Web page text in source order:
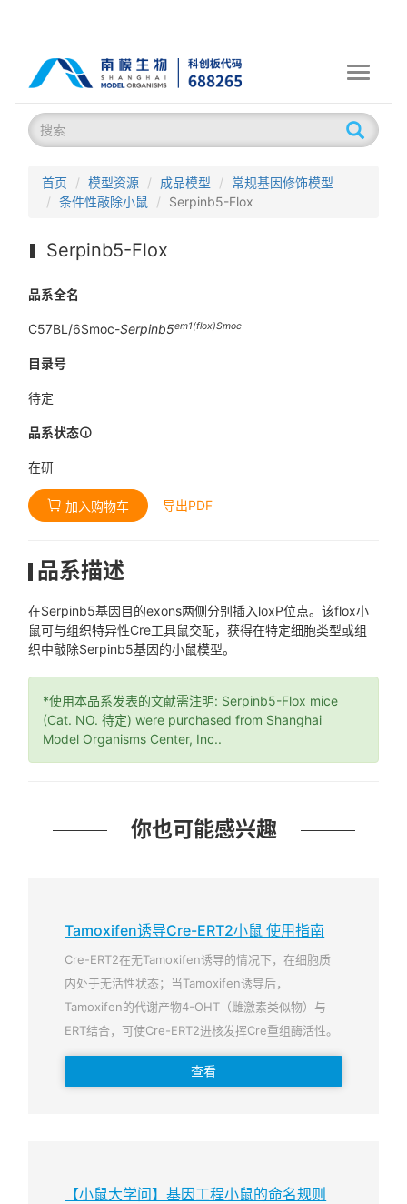
Toggle
首页 模型资源 成品模型
常规基因修饰模型
条件性敲除小鼠
Serpinb5-Flox
Serpinb5-Flox
品系全名
C57BL/6Smoc-Serpinb5em1(flox)Smoc
目录号
待定
品系状态
在研
加入购物车 导出PDF
品系描述
在Serpinb5基因目的exons两侧分别插入loxP位点。该flox小
鼠可与组织特异性Cre工具鼠交配，获得在特定细胞类型或组
织中敲除Serpinb5基因的小鼠模型。
*使用本品系发表的文献需注明: Serpinb5-Flox mice
(Cat. NO. 待定) were purchased from Shanghai
Model Organisms Center, Inc..
你也可能感兴趣
Tamoxifen诱导Cre-ERT2小鼠 使用指南
Cre-ERT2在无Tamoxifen诱导的情况下，在细胞质
内处于无活性状态；当Tamoxifen诱导后，
Tamoxifen的代谢产物4-OHT（雌激素类似物）与
ERT结合，可使Cre-ERT2进核发挥Cre重组酶活性。
查看
【小鼠大学问】基因工程小鼠的命名规则